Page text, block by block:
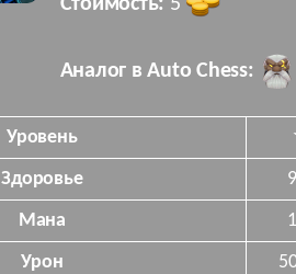
Аналог в Auto Chess:
Уровень
Здоровье
Мана
Урон